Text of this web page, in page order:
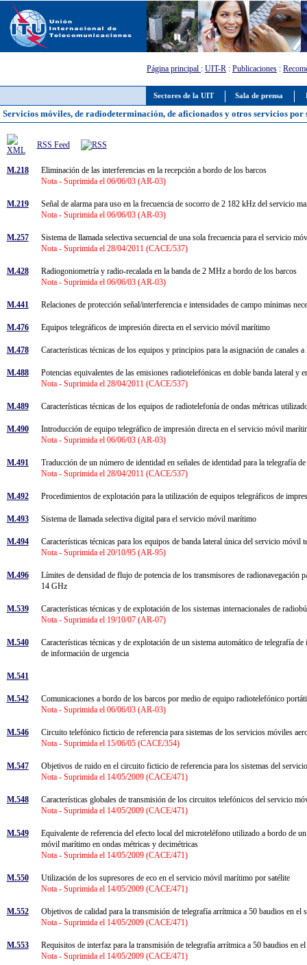
Sectores de la UIT Sala de prensa
Página principal : UIT-R : Publicaciones :
Servicios móviles, de radiodeterminación, de aficionados y otros servicios por
RSS Feed
M.218
Eliminación de las interferencias en la recepción a bordo de los barcos
Nota - Suprimida el 06/06/03 (AR-03)
M.219
Señal de alarma para uso en la frecuencia de socorro de 2 182 kHz del servicio
Nota - Suprimida el 06/06/03 (AR-03)
M.257
Sistema de llamada selectiva secuencial de una sola frecuencia para el servicio
Nota - Suprimida el 28/04/2011 (CACE/537)
M.428
Radiogoniometría y radio-recalada en la banda de 2 MHz a bordo de los barcos
Nota - Suprimida el 06/06/03 (AR-03)
M.441 Relaciones de protección señal/interferencia e intensidades de campo mínimas
M.476 Equipos telegráficos de impresión directa en el servicio móvil marítimo
M.478 Características técnicas de los equipos y principios para la asignación de
M.488
Potencias equivalentes de las emisiones radiotelefónicas en doble banda lateral
Nota - Suprimida el 28/04/2011 (CACE/537)
M.489 Características técnicas de los equipos de radiotelefonía de ondas métricas
M.490
Introducción de equipo telegráfico de impresión directa en el servicio móvil
Nota - Suprimida el 06/06/03 (AR-03)
M.491
Traducción de un número de identidad en señales de identidad para la telegrafía
Nota - Suprimida el 28/04/2011 (CACE/537)
M.492 Procedimientos de explotación para la utilización de equipos telegráficos de
M.493 Sistema de llamada selectiva digital para el servicio móvil marítimo
M.494
Características técnicas para los equipos de banda lateral única del servicio
Nota - Suprimida el 20/10/95 (AR-95)
M.496
Límites de densidad de flujo de potencia de los transmisores de radionavegación
14 GHz
M.539
Características técnicas y de explotación de los sistemas internacionales de
Nota - Suprimida el 19/10/07 (AR-07)
M.540
Características técnicas y de explotación de un sistema automático de telegrafía
de información de urgencia
M.541
M.542
Comunicaciones a bordo de los barcos por medio de equipo radiotelefónico
Nota - Suprimida el 06/06/03 (AR-03)
M.546
Circuito telefónico ficticio de referencia para sistemas de los servicios móviles
Nota - Suprimida el 15/06/05 (CACE/354)
M.547
Objetivos de ruido en el circuito ficticio de referencia para los sistemas del
Nota - Suprimida el 14/05/2009 (CACE/471)
M.548
Características globales de transmisión de los circuitos telefónicos del servicio
Nota - Suprimida el 14/05/2009 (CACE/471)
M.549
Equivalente de referencia del efecto local del microteléfono utilizado a bordo de
móvil marítimo en ondas métricas y decimétricas
Nota - Suprimida el 14/05/2009 (CACE/471)
M.550
Utilización de los supresores de eco en el servicio móvil marítimo por satélite
Nota - Suprimida el 14/05/2009 (CACE/471)
M.552
Objetivos de calidad para la transmisión de telegrafía arrítmica a 50 baudios en
Nota - Suprimida el 14/05/2009 (CACE/471)
M.553
Requisitos de interfaz para la transmisión de telegrafía arrítmica a 50 baudios
Nota - Suprimida el 14/05/2009 (CACE/471)